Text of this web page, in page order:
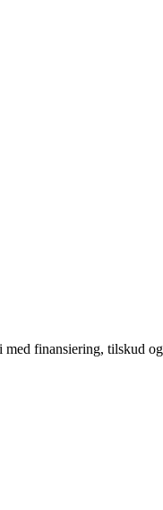
finansiering, tilskud